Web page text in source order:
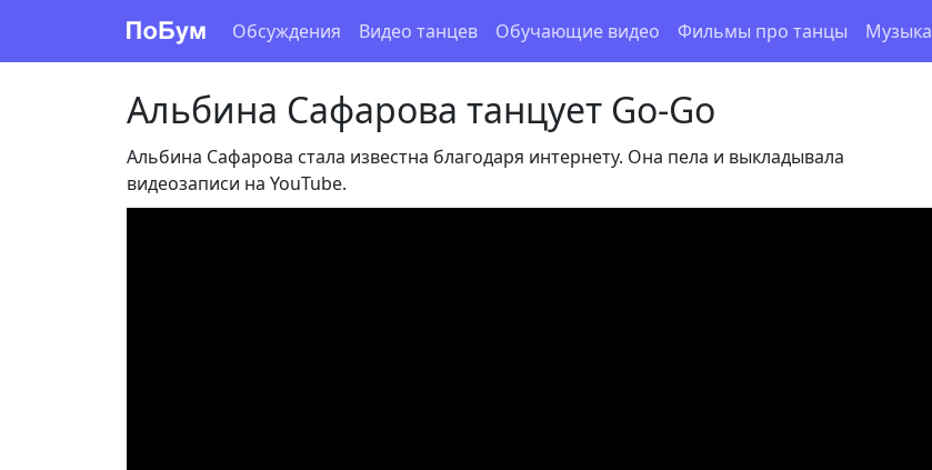
Обсуждения Видео танцев Обучающие видео Фильмы про танцы Музыка
Альбина Сафарова танцует Go-Go
Альбина Сафарова стала известна благодаря интернету. Она пела и выкладывала
видеозаписи на YouTube.